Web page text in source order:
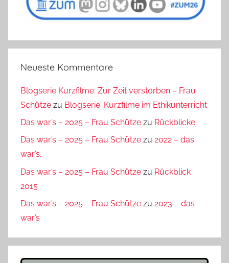
Neueste Kommentare
Blogserie Kurzfilme: Zur Zeit verstorben – Frau
Schütze zu Blogserie: Kurzfilme im Ethikunterricht
Das war’s – 2025 – Frau Schütze zu Rückblicke
Das war’s – 2025 – Frau Schütze zu 2022 – das
war’s.
Das war’s – 2025 – Frau Schütze zu Rückblick
2015
Das war’s – 2025 – Frau Schütze zu 2023 – das
war’s